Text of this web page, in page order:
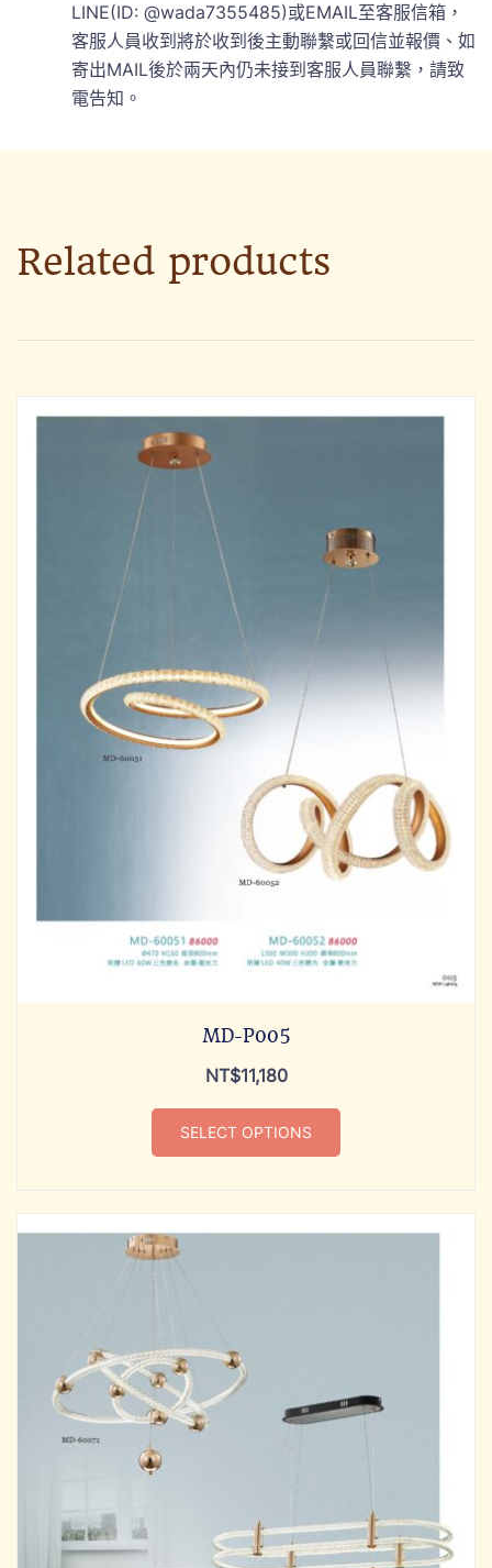
LINE(ID: @wada7355485)或EMAIL至客服信箱，
客服人員收到將於收到後主動聯繫或回信並報價、如
寄出MAIL後於兩天內仍未接到客服人員聯繫，請致
電告知。
Related products
MD-P005
NT$11,180
SELECT OPTIONS